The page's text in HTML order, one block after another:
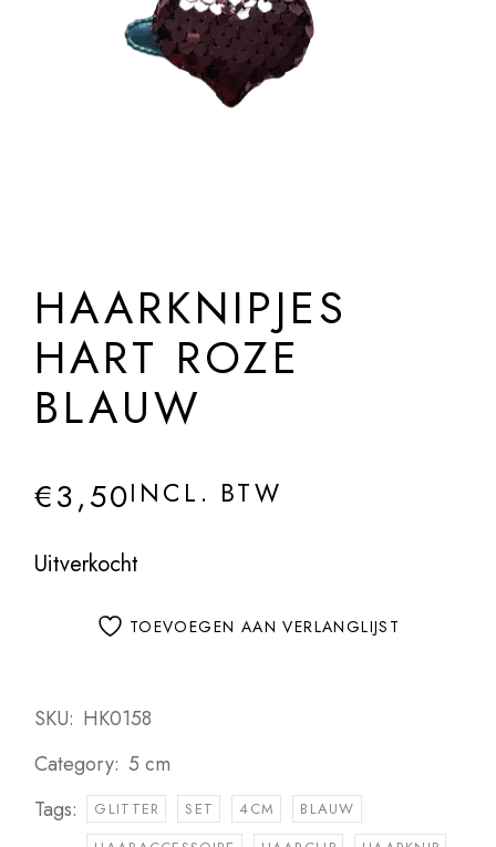
HAARKNIPJES
HART ROZE
BLAUW
€3,50INCL. BTW
Uitverkocht
TOEVOEGEN AAN VERLANGLIJST
SKU: HK0158
Category: 5 cm
Tags:
GLITTER SET 4CM
BLAUW